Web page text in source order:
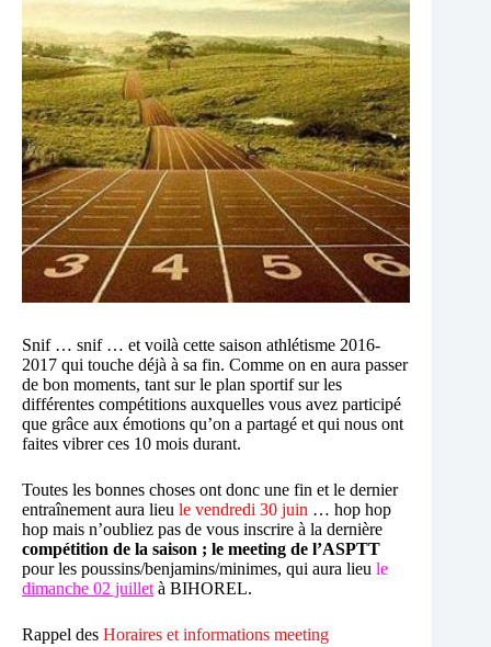
Snif … snif … et voilà cette saison athlétisme 2016-
2017 qui touche déjà à sa fin. Comme on en aura passer
de bon moments, tant sur le plan sportif sur les
différentes compétitions auxquelles vous avez participé
que grâce aux émotions qu’on a partagé et qui nous ont
faites vibrer ces 10 mois durant.
Toutes les bonnes choses ont donc une fin et le dernier
entraînement aura lieu le vendredi 30 juin … hop hop
hop mais n’oubliez pas de vous inscrire à la dernière
compétition de la saison ; le meeting de l’ASPTT
pour les poussins/benjamins/minimes, qui aura lieu le
dimanche 02 juillet à BIHOREL.
Rappel des Horaires et informations meeting